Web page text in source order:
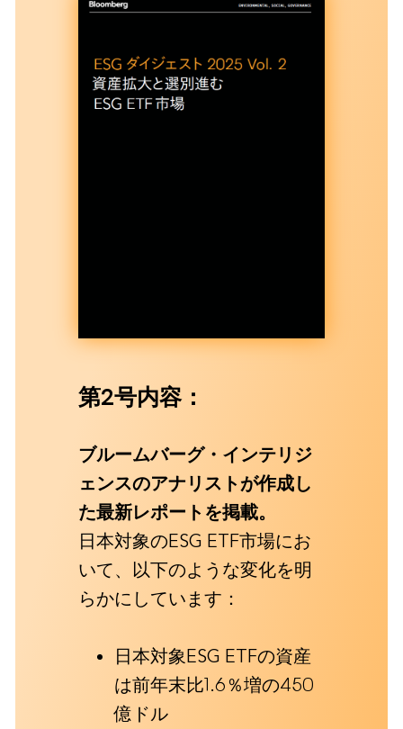
第2号内容：
ブルームバーグ・インテリジ
ェンスのアナリストが作成し
た最新レポートを掲載。
日本対象のESG ETF市場にお
いて、以下のような変化を明
らかにしています：
日本対象ESG ETFの資産
は前年末比1.6％増の450
億ドル